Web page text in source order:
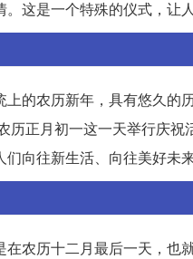
这是一个特殊的仪式，让
的农历新年，具有悠久
历正月初一这一天举行庆
向往新生活、向往美好未来
农历十二月最后一天，